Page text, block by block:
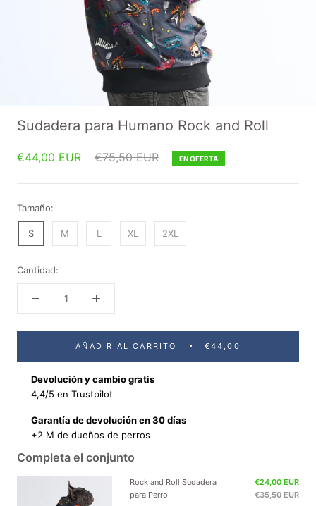
Sudadera para Humano Rock and Roll
€44,00 EUR €75,50 EUR EN OFERTA
Tamaño:
S M L XL 2XL
Cantidad:
AÑADIR AL CARRITO €44,00
Devolución y cambio gratis
4,4/5 en Trustpilot
Garantía de devolución en 30 días
+2 M de dueños de perros
Completa el conjunto
Rock and Roll Sudadera
para Perro
€24,00 EUR
€35,50 EUR